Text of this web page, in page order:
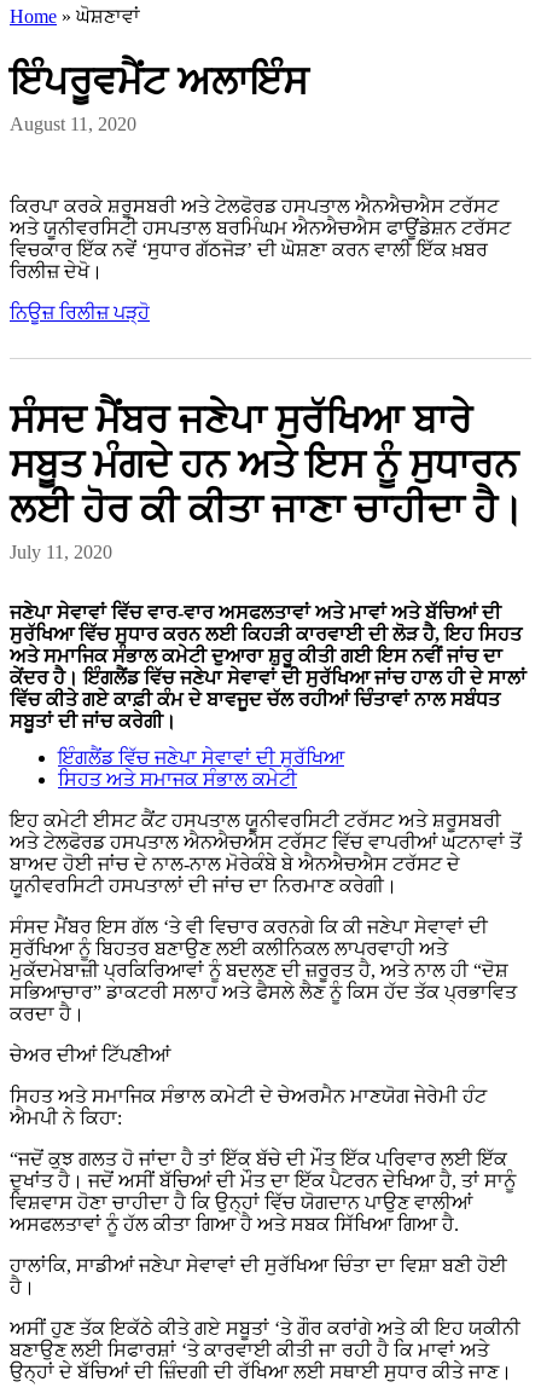
Home » ਘੋਸ਼ਣਾਵਾਂ
ਇੰਪਰੂਵਮੈਂਟ ਅਲਾਇੰਸ
August 11, 2020
ਕਿਰਪਾ ਕਰਕੇ ਸ਼ਰੂਸਬਰੀ ਅਤੇ ਟੇਲਫੋਰਡ ਹਸਪਤਾਲ ਐਨਐਚਐਸ ਟਰੱਸਟ
ਅਤੇ ਯੂਨੀਵਰਸਿਟੀ ਹਸਪਤਾਲ ਬਰਮਿੰਘਮ ਐਨਐਚਐਸ ਫਾਊਂਡੇਸ਼ਨ ਟਰੱਸਟ
ਵਿਚਕਾਰ ਇੱਕ ਨਵੇਂ ‘ਸੁਧਾਰ ਗੱਠਜੋੜ’ ਦੀ ਘੋਸ਼ਣਾ ਕਰਨ ਵਾਲੀ ਇੱਕ ਖ਼ਬਰ
ਰਿਲੀਜ਼ ਦੇਖੋ।
ਨਿਊਜ਼ ਰਿਲੀਜ਼ ਪੜ੍ਹੋ
ਸੰਸਦ ਮੈਂਬਰ ਜਣੇਪਾ ਸੁਰੱਖਿਆ ਬਾਰੇ
ਸਬੂਤ ਮੰਗਦੇ ਹਨ ਅਤੇ ਇਸ ਨੂੰ ਸੁਧਾਰਨ
ਲਈ ਹੋਰ ਕੀ ਕੀਤਾ ਜਾਣਾ ਚਾਹੀਦਾ ਹੈ।
July 11, 2020
ਜਣੇਪਾ ਸੇਵਾਵਾਂ ਵਿੱਚ ਵਾਰ-ਵਾਰ ਅਸਫਲਤਾਵਾਂ ਅਤੇ ਮਾਵਾਂ ਅਤੇ ਬੱਚਿਆਂ ਦੀ
ਸੁਰੱਖਿਆ ਵਿੱਚ ਸੁਧਾਰ ਕਰਨ ਲਈ ਕਿਹੜੀ ਕਾਰਵਾਈ ਦੀ ਲੋੜ ਹੈ, ਇਹ ਸਿਹਤ
ਅਤੇ ਸਮਾਜਿਕ ਸੰਭਾਲ ਕਮੇਟੀ ਦੁਆਰਾ ਸ਼ੁਰੂ ਕੀਤੀ ਗਈ ਇਸ ਨਵੀਂ ਜਾਂਚ ਦਾ
ਕੇਂਦਰ ਹੈ। ਇੰਗਲੈਂਡ ਵਿੱਚ ਜਣੇਪਾ ਸੇਵਾਵਾਂ ਦੀ ਸੁਰੱਖਿਆ ਜਾਂਚ ਹਾਲ ਹੀ ਦੇ ਸਾਲਾਂ
ਵਿੱਚ ਕੀਤੇ ਗਏ ਕਾਫ਼ੀ ਕੰਮ ਦੇ ਬਾਵਜੂਦ ਚੱਲ ਰਹੀਆਂ ਚਿੰਤਾਵਾਂ ਨਾਲ ਸਬੰਧਤ
ਸਬੂਤਾਂ ਦੀ ਜਾਂਚ ਕਰੇਗੀ।
ਇੰਗਲੈਂਡ ਵਿੱਚ ਜਣੇਪਾ ਸੇਵਾਵਾਂ ਦੀ ਸੁਰੱਖਿਆ
ਸਿਹਤ ਅਤੇ ਸਮਾਜਕ ਸੰਭਾਲ ਕਮੇਟੀ
ਇਹ ਕਮੇਟੀ ਈਸਟ ਕੈਂਟ ਹਸਪਤਾਲ ਯੂਨੀਵਰਸਿਟੀ ਟਰੱਸਟ ਅਤੇ ਸ਼ਰੂਸਬਰੀ
ਅਤੇ ਟੇਲਫੋਰਡ ਹਸਪਤਾਲ ਐਨਐਚਐਸ ਟਰੱਸਟ ਵਿੱਚ ਵਾਪਰੀਆਂ ਘਟਨਾਵਾਂ ਤੋਂ
ਬਾਅਦ ਹੋਈ ਜਾਂਚ ਦੇ ਨਾਲ-ਨਾਲ ਮੋਰੇਕੰਬੇ ਬੇ ਐਨਐਚਐਸ ਟਰੱਸਟ ਦੇ
ਯੂਨੀਵਰਸਿਟੀ ਹਸਪਤਾਲਾਂ ਦੀ ਜਾਂਚ ਦਾ ਨਿਰਮਾਣ ਕਰੇਗੀ।
ਸੰਸਦ ਮੈਂਬਰ ਇਸ ਗੱਲ ‘ਤੇ ਵੀ ਵਿਚਾਰ ਕਰਨਗੇ ਕਿ ਕੀ ਜਣੇਪਾ ਸੇਵਾਵਾਂ ਦੀ
ਸੁਰੱਖਿਆ ਨੂੰ ਬਿਹਤਰ ਬਣਾਉਣ ਲਈ ਕਲੀਨਿਕਲ ਲਾਪਰਵਾਹੀ ਅਤੇ
ਮੁਕੱਦਮੇਬਾਜ਼ੀ ਪ੍ਰਕਿਰਿਆਵਾਂ ਨੂੰ ਬਦਲਣ ਦੀ ਜ਼ਰੂਰਤ ਹੈ, ਅਤੇ ਨਾਲ ਹੀ “ਦੋਸ਼
ਸਭਿਆਚਾਰ” ਡਾਕਟਰੀ ਸਲਾਹ ਅਤੇ ਫੈਸਲੇ ਲੈਣ ਨੂੰ ਕਿਸ ਹੱਦ ਤੱਕ ਪ੍ਰਭਾਵਿਤ
ਕਰਦਾ ਹੈ।
ਚੇਅਰ ਦੀਆਂ ਟਿੱਪਣੀਆਂ
ਸਿਹਤ ਅਤੇ ਸਮਾਜਿਕ ਸੰਭਾਲ ਕਮੇਟੀ ਦੇ ਚੇਅਰਮੈਨ ਮਾਣਯੋਗ ਜੇਰੇਮੀ ਹੰਟ
ਐਮਪੀ ਨੇ ਕਿਹਾ:
“ਜਦੋਂ ਕੁਝ ਗਲਤ ਹੋ ਜਾਂਦਾ ਹੈ ਤਾਂ ਇੱਕ ਬੱਚੇ ਦੀ ਮੌਤ ਇੱਕ ਪਰਿਵਾਰ ਲਈ ਇੱਕ
ਦੁਖਾਂਤ ਹੈ। ਜਦੋਂ ਅਸੀਂ ਬੱਚਿਆਂ ਦੀ ਮੌਤ ਦਾ ਇੱਕ ਪੈਟਰਨ ਦੇਖਿਆ ਹੈ, ਤਾਂ ਸਾਨੂੰ
ਵਿਸ਼ਵਾਸ ਹੋਣਾ ਚਾਹੀਦਾ ਹੈ ਕਿ ਉਨ੍ਹਾਂ ਵਿੱਚ ਯੋਗਦਾਨ ਪਾਉਣ ਵਾਲੀਆਂ
ਅਸਫਲਤਾਵਾਂ ਨੂੰ ਹੱਲ ਕੀਤਾ ਗਿਆ ਹੈ ਅਤੇ ਸਬਕ ਸਿੱਖਿਆ ਗਿਆ ਹੈ.
ਹਾਲਾਂਕਿ, ਸਾਡੀਆਂ ਜਣੇਪਾ ਸੇਵਾਵਾਂ ਦੀ ਸੁਰੱਖਿਆ ਚਿੰਤਾ ਦਾ ਵਿਸ਼ਾ ਬਣੀ ਹੋਈ
ਹੈ।
ਅਸੀਂ ਹੁਣ ਤੱਕ ਇਕੱਠੇ ਕੀਤੇ ਗਏ ਸਬੂਤਾਂ ‘ਤੇ ਗੌਰ ਕਰਾਂਗੇ ਅਤੇ ਕੀ ਇਹ ਯਕੀਨੀ
ਬਣਾਉਣ ਲਈ ਸਿਫਾਰਸ਼ਾਂ ‘ਤੇ ਕਾਰਵਾਈ ਕੀਤੀ ਜਾ ਰਹੀ ਹੈ ਕਿ ਮਾਵਾਂ ਅਤੇ
ਉਨ੍ਹਾਂ ਦੇ ਬੱਚਿਆਂ ਦੀ ਜ਼ਿੰਦਗੀ ਦੀ ਰੱਖਿਆ ਲਈ ਸਥਾਈ ਸੁਧਾਰ ਕੀਤੇ ਜਾਣ।